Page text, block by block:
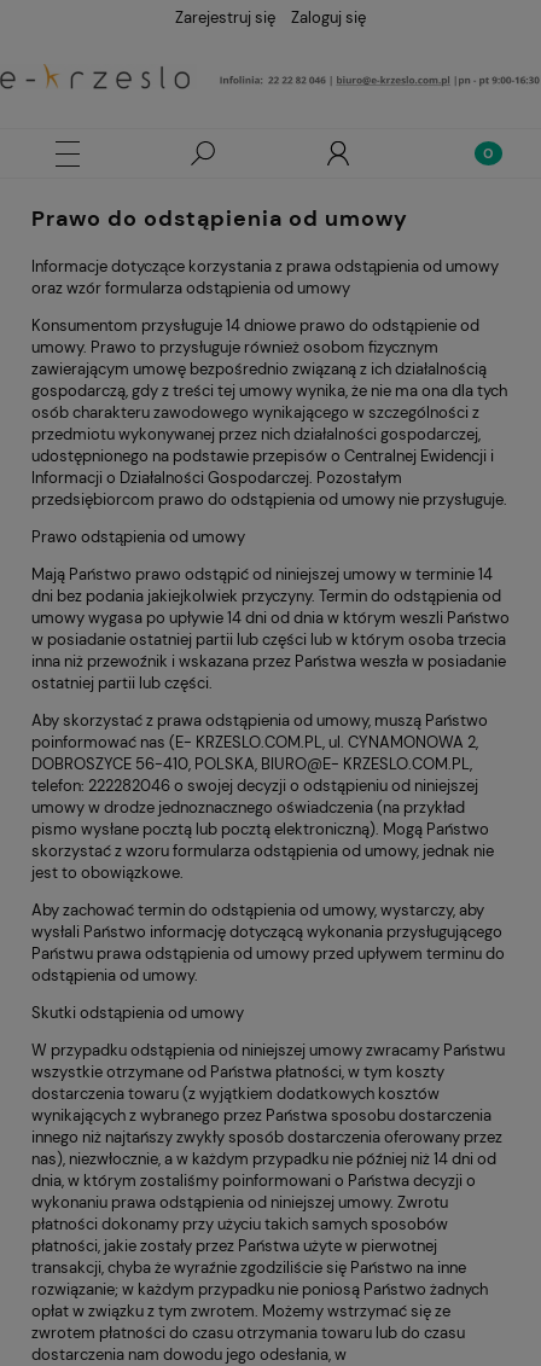
Zarejestruj się Zaloguj się
Prawo do odstąpienia od umowy
Informacje dotyczące korzystania z prawa odstąpienia od umowy
oraz wzór formularza odstąpienia od umowy
Konsumentom przysługuje 14 dniowe prawo do odstąpienie od
umowy. Prawo to przysługuje również osobom fizycznym
zawierającym umowę bezpośrednio związaną z ich działalnością
gospodarczą, gdy z treści tej umowy wynika, że nie ma ona dla tych
osób charakteru zawodowego wynikającego w szczególności z
przedmiotu wykonywanej przez nich działalności gospodarczej,
udostępnionego na podstawie przepisów o Centralnej Ewidencji i
Informacji o Działalności Gospodarczej. Pozostałym
przedsiębiorcom prawo do odstąpienia od umowy nie przysługuje.
Prawo odstąpienia od umowy
Mają Państwo prawo odstąpić od niniejszej umowy w terminie 14
dni bez podania jakiejkolwiek przyczyny. Termin do odstąpienia od
umowy wygasa po upływie 14 dni od dnia w którym weszli Państwo
w posiadanie ostatniej partii lub części lub w którym osoba trzecia
inna niż przewoźnik i wskazana przez Państwa weszła w posiadanie
ostatniej partii lub części.
Aby skorzystać z prawa odstąpienia od umowy, muszą Państwo
poinformować nas (E- KRZESLO.COM.PL, ul. CYNAMONOWA 2,
DOBROSZYCE 56-410, POLSKA, BIURO@E- KRZESLO.COM.PL,
telefon: 222282046 o swojej decyzji o odstąpieniu od niniejszej
umowy w drodze jednoznacznego oświadczenia (na przykład
pismo wysłane pocztą lub pocztą elektroniczną). Mogą Państwo
skorzystać z wzoru formularza odstąpienia od umowy, jednak nie
jest to obowiązkowe.
Aby zachować termin do odstąpienia od umowy, wystarczy, aby
wysłali Państwo informację dotyczącą wykonania przysługującego
Państwu prawa odstąpienia od umowy przed upływem terminu do
odstąpienia od umowy.
Skutki odstąpienia od umowy
W przypadku odstąpienia od niniejszej umowy zwracamy Państwu
wszystkie otrzymane od Państwa płatności, w tym koszty
dostarczenia towaru (z wyjątkiem dodatkowych kosztów
wynikających z wybranego przez Państwa sposobu dostarczenia
innego niż najtańszy zwykły sposób dostarczenia oferowany przez
nas), niezwłocznie, a w każdym przypadku nie później niż 14 dni od
dnia, w którym zostaliśmy poinformowani o Państwa decyzji o
wykonaniu prawa odstąpienia od niniejszej umowy. Zwrotu
płatności dokonamy przy użyciu takich samych sposobów
płatności, jakie zostały przez Państwa użyte w pierwotnej
transakcji, chyba że wyraźnie zgodziliście się Państwo na inne
rozwiązanie; w każdym przypadku nie poniosą Państwo żadnych
opłat w związku z tym zwrotem. Możemy wstrzymać się ze
zwrotem płatności do czasu otrzymania towaru lub do czasu
dostarczenia nam dowodu jego odesłania, w